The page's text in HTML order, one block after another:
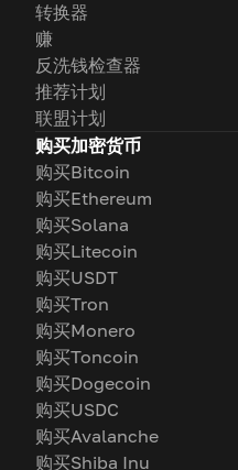
转换器
赚
反洗钱检查器
推荐计划
联盟计划
购买加密货币
购买Bitcoin
购买Ethereum
购买Solana
购买Litecoin
购买USDT
购买Tron
购买Monero
购买Toncoin
购买Dogecoin
购买USDC
购买Avalanche
购买Shiba Inu